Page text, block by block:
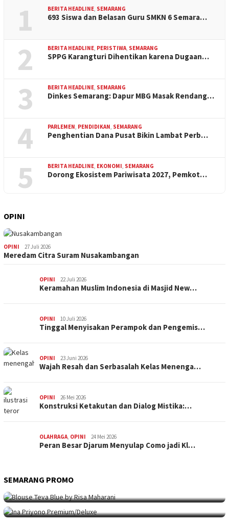
1 BERITA HEADLINE, SEMARANG
693 Siswa dan Belasan Guru SMKN 6 Semara…
2 BERITA HEADLINE, PERISTIWA, SEMARANG
SPPG Karangturi Dihentikan karena Dugaan…
3 BERITA HEADLINE, SEMARANG
Dinkes Semarang: Dapur MBG Masak Rendang…
4 PARLEMEN, PENDIDIKAN, SEMARANG
Penghentian Dana Pusat Bikin Lambat Perb…
5 BERITA HEADLINE, EKONOMI, SEMARANG
Dorong Ekosistem Pariwisata 2027, Pemkot…
OPINI
OPINI 27 Juli 2026
Meredam Citra Suram Nusakambangan
OPINI 22 Juli 2026
Keramahan Muslim Indonesia di Masjid New…
OPINI 10 Juli 2026
Tinggal Menyisakan Perampok dan Pengemis…
OPINI 23 Juni 2026
Wajah Resah dan Serbasalah Kelas Menenga…
OPINI 26 Mei 2026
Konstruksi Ketakutan dan Dialog Mistika:…
OLAHRAGA, OPINI 24 Mei 2026
Peran Besar Djarum Menyulap Como jadi Kl…
SEMARANG PROMO
SEMARANG PROMO 9 Mei 2026
SEMARANG PROMO 5 Mei 2026
Intip Koleksi Ina Priyono, Jenama Fesyen…